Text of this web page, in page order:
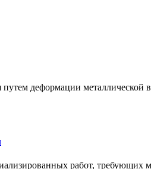
деформации металлической
работ, требующих